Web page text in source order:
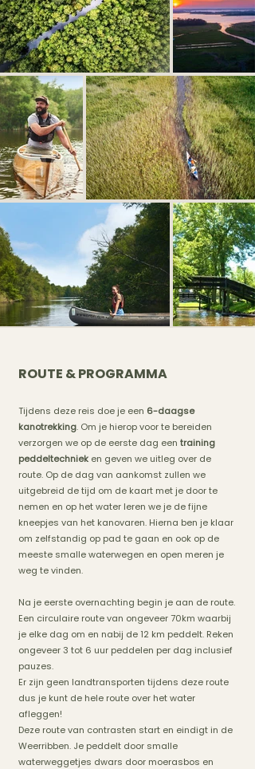
ROUTE & PROGRAMMA
Tijdens deze reis doe je een 6-daagse
kanotrekking. Om je hierop voor te bereiden
verzorgen we op de eerste dag een training
peddeltechniek en geven we uitleg over de
route. Op de dag van aankomst zullen we
uitgebreid de tijd om de kaart met je door te
nemen en op het water leren we je de fijne
kneepjes van het kanovaren. Hierna ben je klaar
om zelfstandig op pad te gaan en ook op de
meeste smalle waterwegen en open meren je
weg te vinden.
Na je eerste overnachting begin je aan de route.
Een circulaire route van ongeveer 70km waarbij
je elke dag om en nabij de 12 km peddelt. Reken
ongeveer 3 tot 6 uur peddelen per dag inclusief
pauzes.
Er zijn geen landtransporten tijdens deze route
dus je kunt de hele route over het water
afleggen!
Deze route van contrasten start en eindigt in de
Weerribben. Je peddelt door smalle
waterweggetjes dwars door moerasbos en